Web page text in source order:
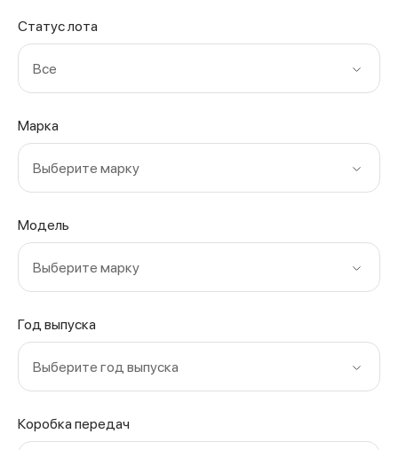
Статус лота
Все
Марка
Выберите марку
Модель
Выберите марку
Год выпуска
Выберите год выпуска
Коробка передач